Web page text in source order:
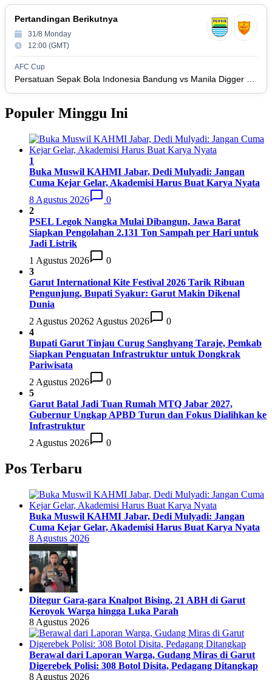
Persijap Jepara 16
36
14
Madura United FC
16
Persis Solo 34 8 10 16
17
Semen Padang FC 34 5 5 24
20
18
PSBS Biak
Pertandingan Berikutnya
31/8 Monday
12:00 (GMT)
AFC Cup
Populer Minggu Ini
1
Buka Muswil KAHMI Jabar, Dedi Mulyadi: Jangan
Cuma Kejar Gelar, Akademisi Harus Buat Karya Nyata
8 Agustus 2026
0
2
PSEL Legok Nangka Mulai Dibangun, Jawa Barat
Siapkan Pengolahan 2.131 Ton Sampah per Hari untuk
Jadi Listrik
1 Agustus 2026
0
3
Garut International Kite Festival 2026 Tarik Ribuan
Pengunjung, Bupati Syakur: Garut Makin Dikenal
Dunia
2 Agustus 20262 Agustus 2026
0
4
Bupati Garut Tinjau Curug Sanghyang Taraje, Pemkab
Siapkan Penguatan Infrastruktur untuk Dongkrak
Pariwisata
2 Agustus 2026
0
5
Garut Batal Jadi Tuan Rumah MTQ Jabar 2027,
Gubernur Ungkap APBD Turun dan Fokus Dialihkan ke
Infrastruktur
2 Agustus 2026
0
Pos Terbaru
Buka Muswil KAHMI Jabar, Dedi Mulyadi: Jangan
Cuma Kejar Gelar, Akademisi Harus Buat Karya Nyata
8 Agustus 2026
Ditegur Gara-gara Knalpot Bising, 21 ABH di Garut
Keroyok Warga hingga Luka Parah
8 Agustus 2026
Berawal dari Laporan Warga, Gudang Miras di Garut
Digerebek Polisi: 308 Botol Disita, Pedagang Ditangkap
8 Agustus 2026